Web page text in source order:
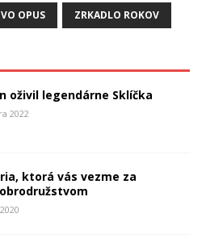
OPUS ZRKADLO ROKOV
oživil legendárne Sklíčka
2022
ktorá vás vezme za